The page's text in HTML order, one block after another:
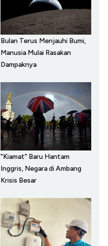
Bulan Terus Menjauhi Bumi,
Manusia Mulai Rasakan
Dampaknya
"Kiamat" Baru Hantam
Inggris, Negara di Ambang
Krisis Besar